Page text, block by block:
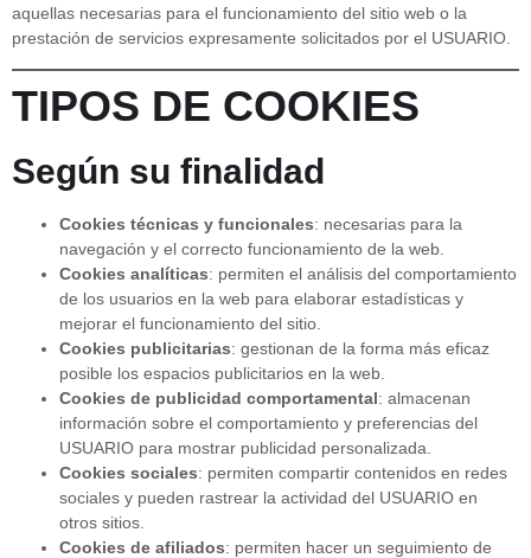
aquellas necesarias para el funcionamiento del sitio web o la
prestación de servicios expresamente solicitados por el USUARIO.
TIPOS DE COOKIES
Según su finalidad
Cookies técnicas y funcionales: necesarias para la
navegación y el correcto funcionamiento de la web.
Cookies analíticas: permiten el análisis del comportamiento
de los usuarios en la web para elaborar estadísticas y
mejorar el funcionamiento del sitio.
Cookies publicitarias: gestionan de la forma más eficaz
posible los espacios publicitarios en la web.
Cookies de publicidad comportamental: almacenan
información sobre el comportamiento y preferencias del
USUARIO para mostrar publicidad personalizada.
Cookies sociales: permiten compartir contenidos en redes
sociales y pueden rastrear la actividad del USUARIO en
otros sitios.
Cookies de afiliados: permiten hacer un seguimiento de